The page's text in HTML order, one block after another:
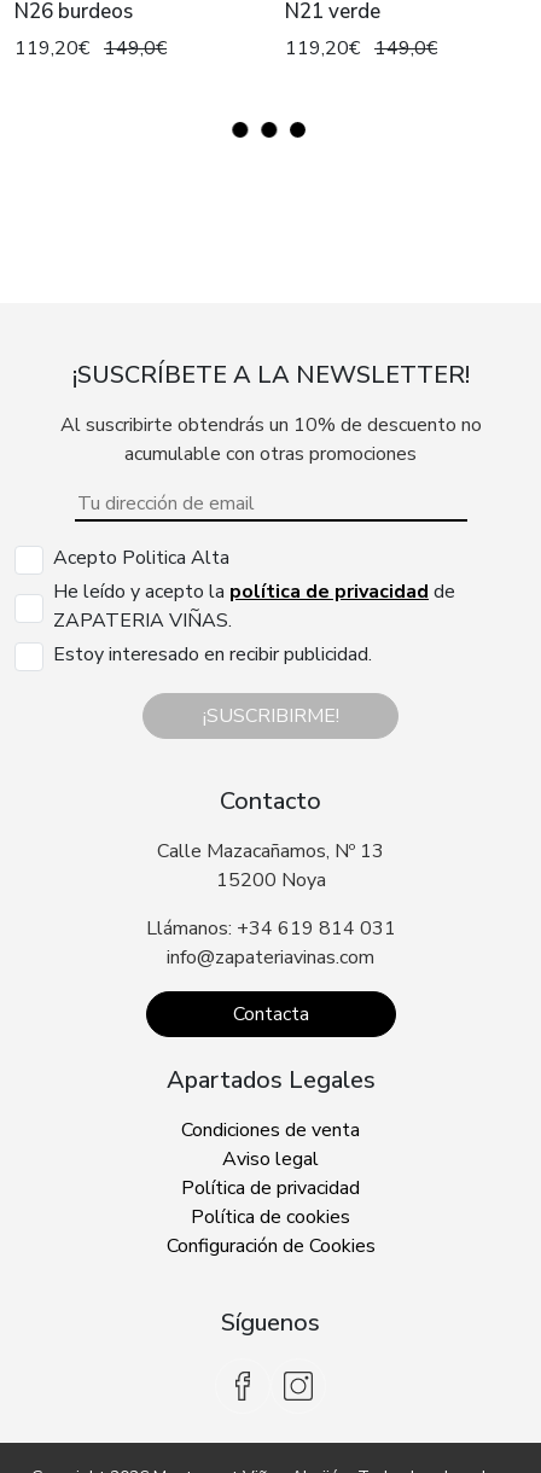
N26 burdeos
119,20€ 149,0€
N21 verde
119,20€ 149,0€
¡SUSCRÍBETE A LA NEWSLETTER!
Al suscribirte obtendrás un 10% de descuento no
acumulable con otras promociones
Acepto Politica Alta
He leído y acepto la política de privacidad de
ZAPATERIA VIÑAS.
Estoy interesado en recibir publicidad.
¡SUSCRIBIRME!
Contacto
Calle Mazacañamos, Nº 13
15200 Noya
Llámanos: +34 619 814 031
info@zapateriavinas.com
Contacta
Apartados Legales
Condiciones de venta
Aviso legal
Política de privacidad
Política de cookies
Configuración de Cookies
Síguenos